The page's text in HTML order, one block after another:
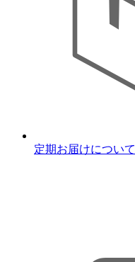
定期お届けについて